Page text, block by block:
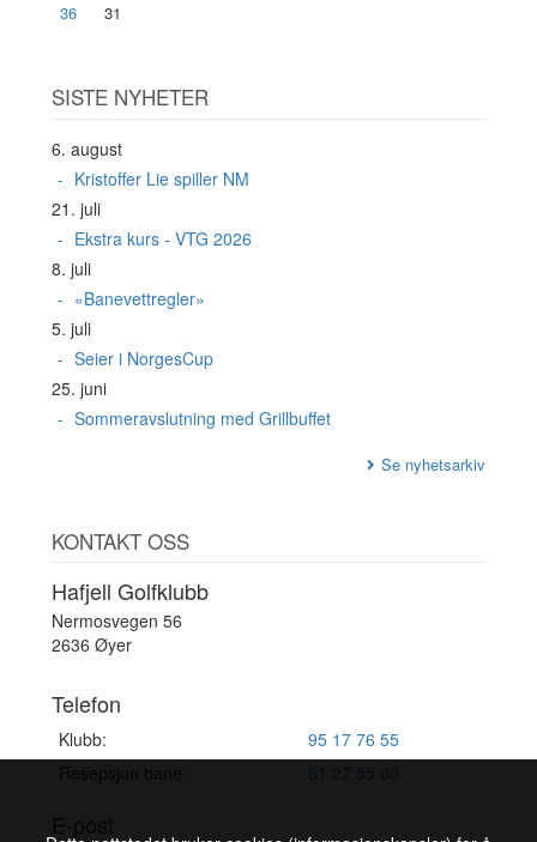
36
31
SISTE NYHETER
6. august
Kristoffer Lie spiller NM
21. juli
Ekstra kurs - VTG 2026
8. juli
«Banevettregler»
5. juli
Seier i NorgesCup
25. juni
Sommeravslutning med Grillbuffet
Se nyhetsarkiv
KONTAKT OSS
Hafjell Golfklubb
Nermosvegen 56
2636 Øyer
Telefon
Klubb:
95 17 76 55